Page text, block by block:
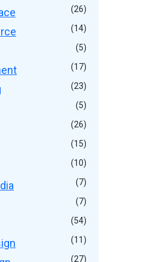
(26)
(14)
(5)
(17)
(23)
(5)
(26)
(15)
(10)
(7)
(7)
(54)
(11)
(27)